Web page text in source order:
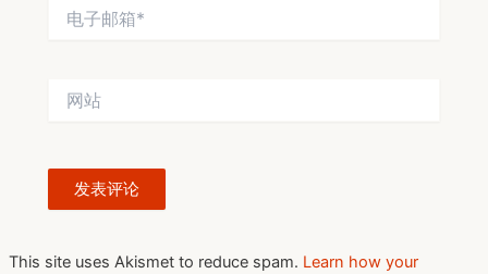
This site uses Akismet to reduce spam. Learn how your